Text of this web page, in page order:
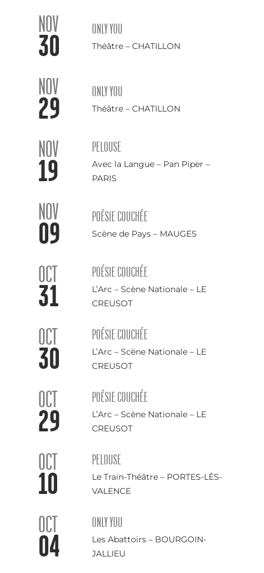
NOV
30 ONLY YOU
Théâtre – CHATILLON
NOV
29 ONLY YOU
Théâtre – CHATILLON
NOV
19
PELOUSE
Avec la Langue – Pan Piper –
PARIS
NOV
09 POÉSIE COUCHÉE
Scène de Pays – MAUGES
OCT
31
POÉSIE COUCHÉE
L’Arc – Scène Nationale – LE
CREUSOT
OCT
30
POÉSIE COUCHÉE
L’Arc – Scène Nationale – LE
CREUSOT
OCT
29
POÉSIE COUCHÉE
L’Arc – Scène Nationale – LE
CREUSOT
OCT
10
PELOUSE
Le Train-Théâtre – PORTES-LÈS-
VALENCE
OCT
04
ONLY YOU
Les Abattoirs – BOURGOIN-
JALLIEU